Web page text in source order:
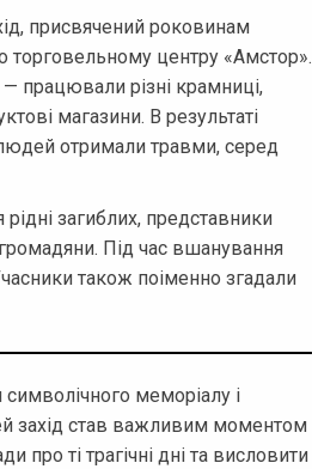
присвячений роковинам
торговельному центру «Амстор».
працювали різні крамниці,
магазини. В результаті
отримали травми, серед
рідні загиблих, представники
Під час вшанування
також поіменно згадали
символічного меморіалу і
захід став важливим моментом
про ті трагічні дні та висловити